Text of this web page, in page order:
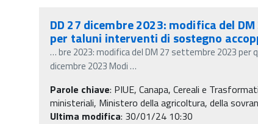
DD 27 dicembre 2023: modifica del
per taluni interventi di sostegno
…bre 2023: modifica del DM 27 settembre 2023
dicembre 2023 Modi…
Parole chiave: PIUE, Canapa, Cereali e
ministeriali, Ministero della agricoltura, della
Ultima modifica: 30/01/24 10:30